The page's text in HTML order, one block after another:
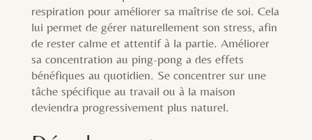
respiration pour améliorer sa maîtrise de soi. Cela
lui permet de gérer naturellement son stress, afin
de rester calme et attentif à la partie. Améliorer
sa concentration au ping-pong a des effets
bénéfiques au quotidien. Se concentrer sur une
tâche spécifique au travail ou à la maison
deviendra progressivement plus naturel.